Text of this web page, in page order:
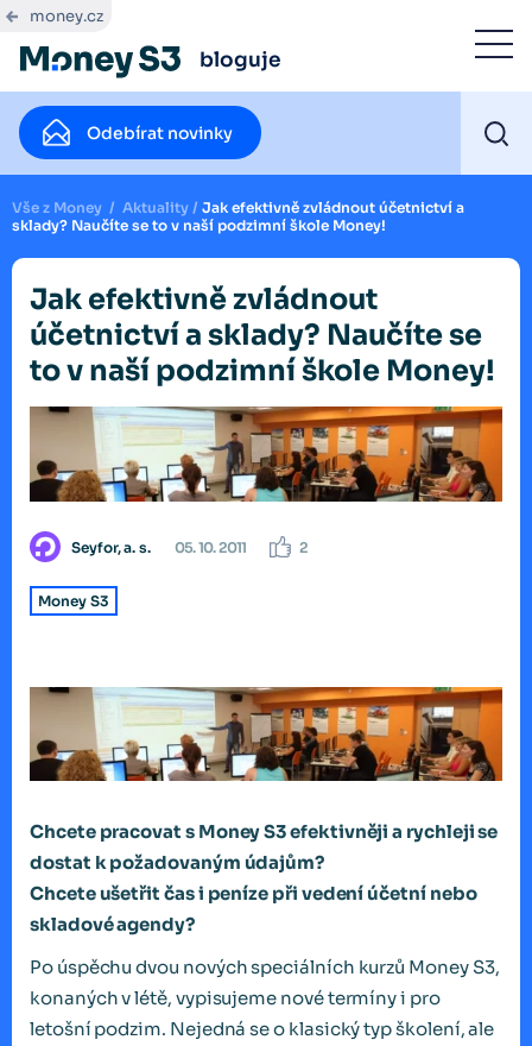
money.cz
bloguje
Odebírat novinky
Vše z Money / Aktuality / Jak efektivně zvládnout účetnictví a
sklady? Naučíte se to v naší podzimní škole Money!
Jak efektivně zvládnout
účetnictví a sklady? Naučíte se
to v naší podzimní škole Money!
Seyfor, a. s. 05. 10. 2011 2
Money S3
Chcete pracovat s Money S3 efektivněji a rychleji se
dostat k požadovaným údajům?
Chcete ušetřit čas i peníze při vedení účetní nebo
skladové agendy?
Po úspěchu dvou nových speciálních kurzů Money S3,
konaných v létě, vypisujeme nové termíny i pro
letošní podzim. Nejedná se o klasický typ školení, ale